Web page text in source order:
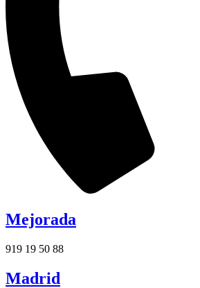
Mejorada
919 19 50 88
Madrid